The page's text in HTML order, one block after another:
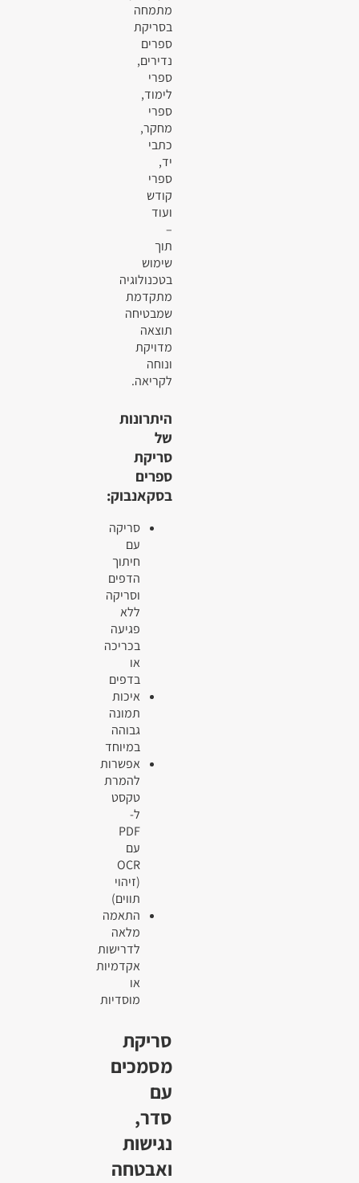
מתמחה
בסריקת
ספרים
נדירים,
ספרי
לימוד,
ספרי
מחקר,
כתבי
יד,
ספרי
קודש
ועוד
–
תוך
שימוש
בטכנולוגיה
מתקדמת
שמבטיחה
תוצאה
מדויקת
ונוחה
לקריאה.
היתרונות
של
סריקת
ספרים
בסקאנבוק:
סריקה
עם
חיתוך
הדפים
וסריקה
ללא
פגיעה
בכריכה
או
בדפים
איכות
תמונה
גבוהה
במיוחד
אפשרות
להמרת
טקסט
ל-
PDF
עם
OCR
(זיהוי
תווים)
התאמה
מלאה
לדרישות
אקדמיות
או
מוסדיות
סריקת
מסמכים
עם
סדר,
נגישות
ואבטחה